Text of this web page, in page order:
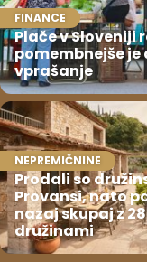
FINANCE
Plače v Sloveniji
pomembnejše je
vprašanje
NEPREMIČNINE
Prodali so
Provansi, nato
nazaj skupaj z 28
družinami